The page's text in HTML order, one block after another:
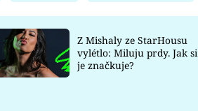
Z Mishaly ze StarHousu
vylétlo: Miluju prdy. Jak si
je značkuje?